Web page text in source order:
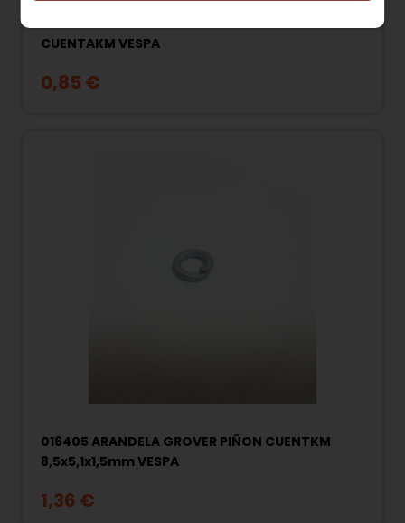
CUENTAKM VESPA
0,85 €
016405 ARANDELA GROVER PIÑON CUENTKM
8,5x5,1x1,5mm VESPA
1,36 €